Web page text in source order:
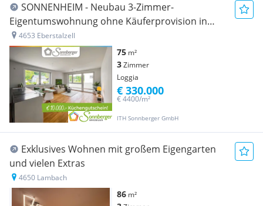
SONNENHEIM - Neubau 3-Zimmer-
Eigentumswohnung ohne Käuferprovision in
Eberstalzell
4653 Eberstalzell
75 m²
3Zimmer
Loggia
ITH Sonnberger GmbH
€ 4400/m²
€ 330.000
Exklusives Wohnen mit großem Eigengarten
und vielen Extras
4650 Lambach
86 m²